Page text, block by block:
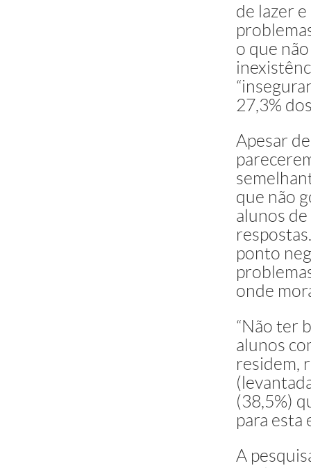
de lazer
o que
27,3%
Apesar
que não
alunos
ponto
onde
“Não ter
alunos
residem,
(38,5%)
para esta
A